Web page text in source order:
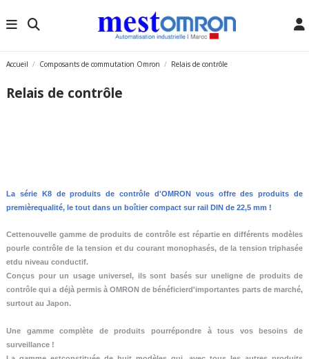
Accueil Composants de commutation Omron Relais de contrôle
Relais de contrôle
La série K8 de produits de contrôle d'OMRON vous offre des produits de
premièrequalité, le tout dans un boîtier compact sur rail DIN de 22,5 mm !
Cettenouvelle gamme de produits de contrôle est répartie en différents modèles
pourle contrôle de la tension et du courant monophasés, de la tension triphasée
etdu niveau conductif.
Conçus pour un usage universel, ils sont basés sur uneligne de produits de
contrôle qui a déjà permis à OMRON de bénéficierd'importantes parts de marché,
surtout au Japon.
Une gamme complète de produits pourrépondre à tous vos besoins de
surveillance !